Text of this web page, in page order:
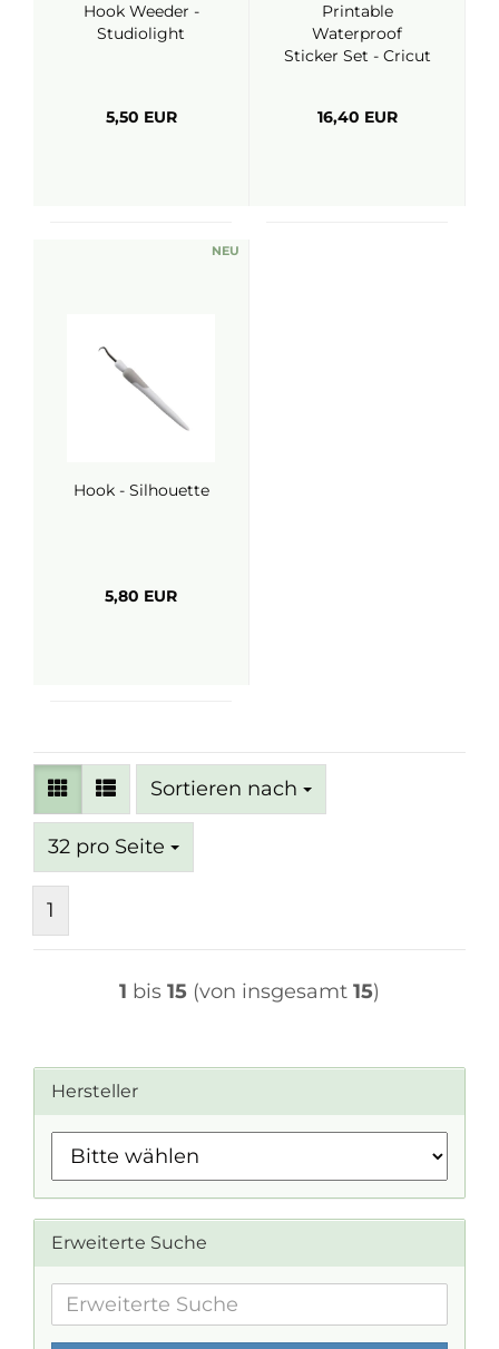
Hook Weeder -
Studiolight
5,50 EUR
Printable
Waterproof
Sticker Set - Cricut
16,40 EUR
NEU
Hook - Silhouette
5,80 EUR
Sortieren nach
Sortieren nach
32 pro Seite
pro Seite
1
1 bis 15 (von insgesamt 15)
Hersteller
Erweiterte Suche
Erweiterte
Suche